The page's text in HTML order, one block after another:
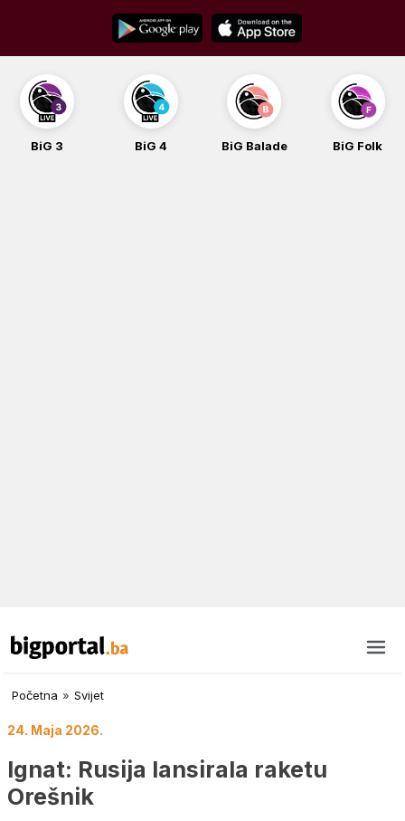
content
BiG 3 BiG 4 BiG Balade BiG Folk
Početna » Svijet
24. Maja 2026.
Ignat: Rusija lansirala raketu
Orešnik